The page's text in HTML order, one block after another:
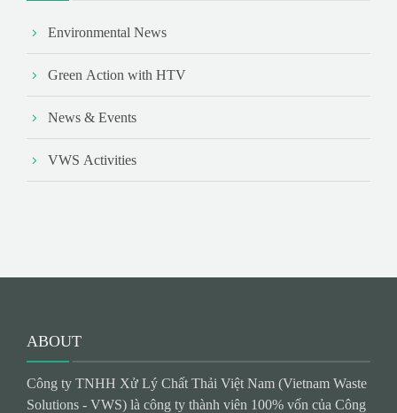
Environmental News
Green Action with HTV
News & Events
VWS Activities
ABOUT
Công ty TNHH Xử Lý Chất Thải Việt Nam (Vietnam Waste
Solutions - VWS) là công ty thành viên 100% vốn của Công